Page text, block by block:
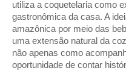
utiliza a coquetelaria como
gastronômica da casa. A
amazônica por meio das
uma extensão natural da
não apenas como
oportunidade de contar